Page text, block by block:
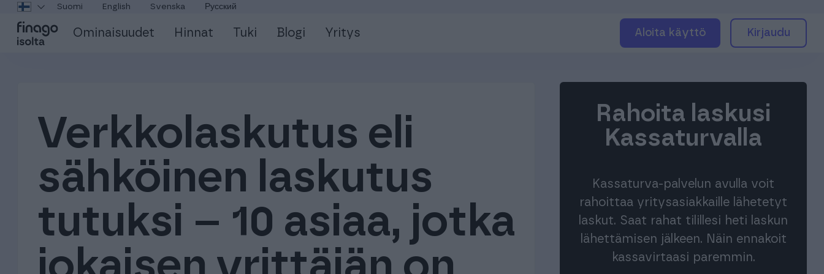
Suomi English Svenska Русский
Ominaisuudet Hinnat Tuki Blogi Yritys Aloita käyttö Kirjaudu
Verkkolaskutus eli
sähköinen laskutus
tutuksi – 10 asiaa, jotka
Rahoita laskusi
Kassaturvalla
Kassaturva-palvelun avulla voit
rahoittaa yritysasiakkaille lähetetyt
laskut. Saat rahat tilillesi heti laskun
lähettämisen jälkeen. Näin ennakoit
kassavirtaasi paremmin.